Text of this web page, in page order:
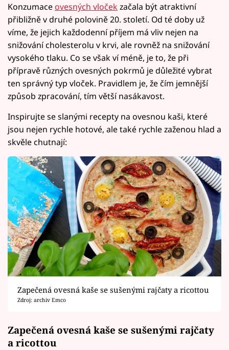
Konzumace ovesných vloček začala být atraktivní
přibližně v druhé polovině 20. století. Od té doby už
víme, že jejich každodenní příjem má vliv nejen na
snižování cholesterolu v krvi, ale rovněž na snižování
vysokého tlaku. Co se však ví méně, je to, že při
přípravě různých ovesných pokrmů je důležité vybrat
ten správný typ vloček. Pravidlem je, že čím jemnější
způsob zpracování, tím větší nasákavost.
Inspirujte se slanými recepty na ovesnou kaši, které
jsou nejen rychle hotové, ale také rychle zaženou hlad a
skvěle chutnají:
Zapečená ovesná kaše se sušenými rajčaty a ricottou
Zdroj: archiv Emco
Zapečená ovesná kaše se sušenými rajčaty
a ricottou